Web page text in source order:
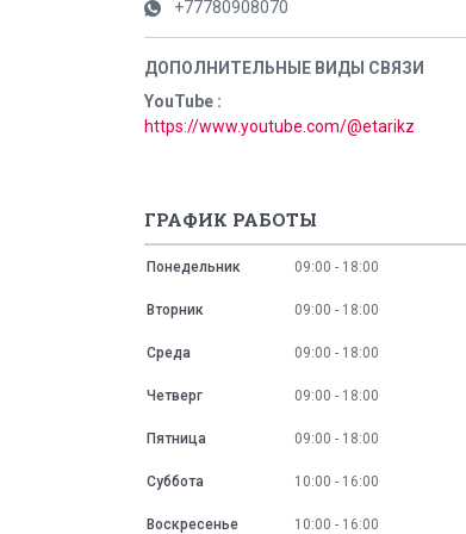
+77780908070
YouTube
https://www.youtube.com/@etarikz
ГРАФИК РАБОТЫ
Понедельник 09:00 18:00
Вторник 09:00 18:00
Среда 09:00 18:00
Четверг 09:00 18:00
Пятница 09:00 18:00
Суббота 10:00 16:00
Воскресенье 10:00 16:00